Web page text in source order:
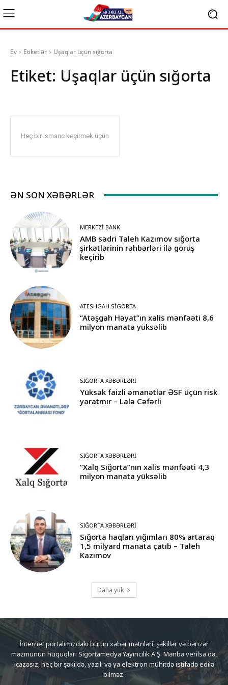
Ev Etiketlər Uşaqlar üçün sığorta
Etiket: Uşaqlar üçün sığorta
Heç bir ismarıc keçirmək üçün
ƏN SON XƏBƏRLƏR
MERKEZI BANK
AMB sədri Taleh Kazımov sığorta
şirkətlərinin rəhbərləri ilə görüş
keçirib
ATESHGAH SIGORTA
“Atəşgah Həyat”ın xalis mənfəəti 8,6
milyon manata yüksəlib
SIĞORTA XƏBƏRLƏRI
Yüksək faizli əmanətlər ƏSF üçün risk
yaratmır – Lalə Cəfərli
SIĞORTA XƏBƏRLƏRI
“Xalq Sığorta”nın xalis mənfəəti 4,3
milyon manata yüksəlib
SIĞORTA XƏBƏRLƏRI
Sığorta haqları yığımları 80% artaraq
1,5 milyard manata çatıb – Taleh
Kazımov
Daha yük
İnternet portalımızdakı bütün xəbər mətnləri, şəkillər və bənzər
məzmunun hüquqları Sigortamedya Yayıncılık A.Ş. Mənbə verilsə də,
icazəsiz, heç bir şəkildə, yazılı və ya elektron mühitdə istifadə edilə
bilməz.